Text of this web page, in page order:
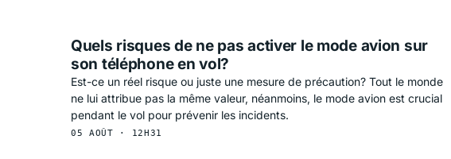
Quels risques de ne pas activer le mode avion sur
son téléphone en vol?
Est-ce un réel risque ou juste une mesure de précaution? Tout le monde
ne lui attribue pas la même valeur, néanmoins, le mode avion est crucial
pendant le vol pour prévenir les incidents.
05 AOÛT · 12H31